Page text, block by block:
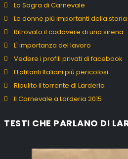
La Sagra di Carnevale
Le donne più importanti della storia
Ritrovato il cadavere di una sirena
L' importanza del lavoro
Vedere i profili privati di facebook
I Latitanti Italiani più pericolosi
Ripulito il torrente di Larderia
Il Carnevale a Larderia 2015
TESTI CHE PARLANO DI